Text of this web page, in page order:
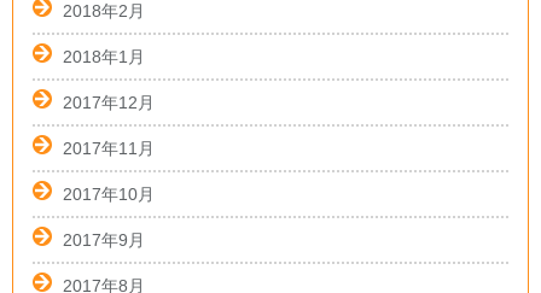
2018年2月
2018年1月
2017年12月
2017年11月
2017年10月
2017年9月
2017年8月